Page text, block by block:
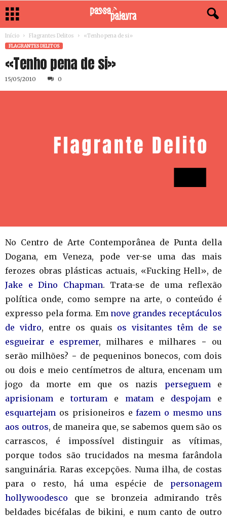
Início Flagrantes Delitos «Tenho pena de si»
FLAGRANTES DELITOS
«Tenho pena de si»
15/05/2010 0
No Centro de Arte Contemporânea de Punta della
Dogana, em Veneza, pode ver-se uma das mais
ferozes obras plásticas actuais, «Fucking Hell», de
Jake e Dino Chapman. Trata-se de uma reflexão
política onde, como sempre na arte, o conteúdo é
expresso pela forma. Em nove grandes receptáculos
de vidro, entre os quais os visitantes têm de se
esgueirar e espremer, milhares e milhares − ou
serão milhões? − de pequeninos bonecos, com dois
ou dois e meio centímetros de altura, encenam um
jogo da morte em que os nazis persegueme
aprisionam etorturam e matame despojam e
esquartejam os prisioneiros efazem o mesmo uns
aos outros, de maneira que, se sabemos quem são os
carrascos, é impossível distinguir as vítimas,
porque todos são trucidados na mesma farândola
sanguinária. Raras excepções. Numa ilha, de costas
para o resto, há uma espécie de personagem
hollywoodesco que se bronzeia admirando três
beldades bicéfalas de bikini, e num canto de outro